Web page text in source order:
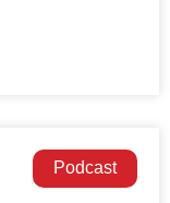
Podcast